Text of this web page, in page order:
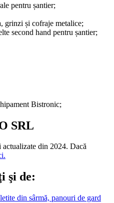
pentru șantier;
grinzi și cofraje metalice;
second hand pentru șantier;
Bistronic;
SRL
din 2024. Dacă
şi de: